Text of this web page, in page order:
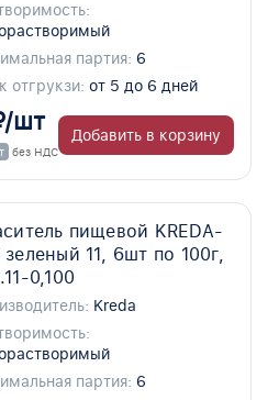
партия: 6
отгрукзи: от 5 до 6 дней
шт
без НДС
Добавить в корзину
пищевой KREDA-
зеленый 11, 6шт по 100г,
0,100
Kreda
партия: 6